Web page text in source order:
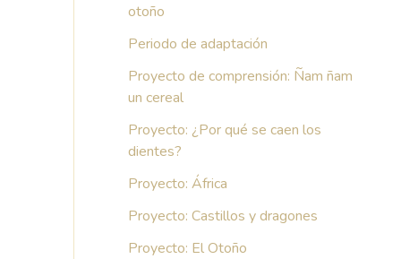
otoño
Periodo de adaptación
Proyecto de comprensión: Ñam ñam
un cereal
Proyecto: ¿Por qué se caen los
dientes?
Proyecto: África
Proyecto: Castillos y dragones
Proyecto: El Otoño